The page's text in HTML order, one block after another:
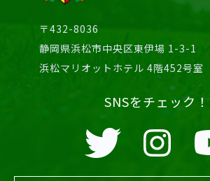
〒432-8036
静岡県浜松市中央区東伊場 1-3-1
浜松マリオットホテル 4階452号室
SNSをチェック！